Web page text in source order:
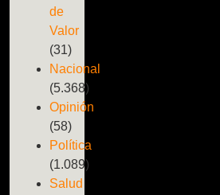
de
Valor
(31)
Nacional
(5.368)
Opinión
(58)
Política
(1.089)
Salud